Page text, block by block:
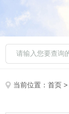
当前位置：首页 >